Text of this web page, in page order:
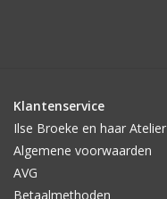
Klantenservice
Ilse Broeke en haar Atelier
Algemene voorwaarden
AVG
Betaalmethoden